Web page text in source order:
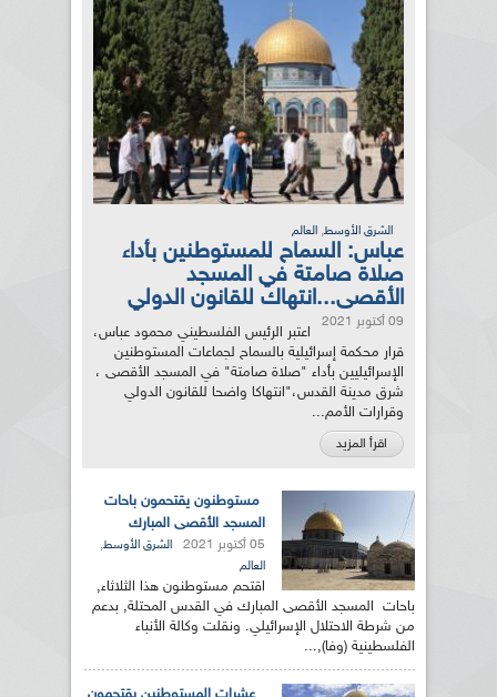
الشرق الأوسط, العالم
عباس: السماح للمستوطنين بأداء
صلاة صامتة في المسجد
الأقصى...انتهاك للقانون الدولي
09 أكتوبر 2021
اعتبر الرئيس الفلسطيني محمود عباس،
قرار محكمة إسرائيلية بالسماح لجماعات المستوطنين
الإسرائيليين بأداء "صلاة صامتة" في المسجد الأقصى ،
شرق مدينة القدس،"انتهاكا واضحا للقانون الدولي
وقرارات الأمم...
اقرأ المزيد
مستوطنون يقتحمون باحات
المسجد الأقصى المبارك
05 أكتوبر 2021 الشرق الأوسط,
العالم
اقتحم مستوطنون هذا الثلاثاء,
باحات المسجد الأقصى المبارك في القدس المحتلة, بدعم
من شرطة الاحتلال الإسرائيلي. ونقلت وكالة الأنباء
الفلسطينية (وفا),...